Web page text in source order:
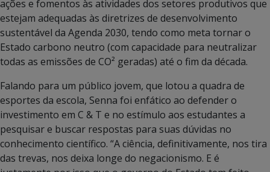
ações e fomentos às atividades dos setores produtivos que
estejam adequadas às diretrizes de desenvolvimento
sustentável da Agenda 2030, tendo como meta tornar o
Estado carbono neutro (com capacidade para neutralizar
todas as emissões de CO² geradas) até o fim da década.
Falando para um público jovem, que lotou a quadra de
esportes da escola, Senna foi enfático ao defender o
investimento em C & T e no estímulo aos estudantes a
pesquisar e buscar respostas para suas dúvidas no
conhecimento científico. “A ciência, definitivamente, nos tira
das trevas, nos deixa longe do negacionismo. E é